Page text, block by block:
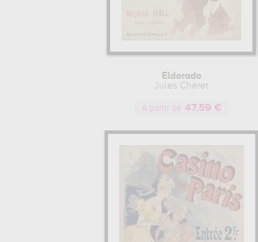
Eldorado
Jules Chéret
A partir de 47.59 €